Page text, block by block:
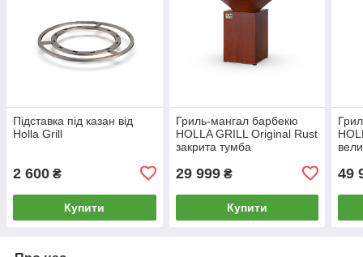
Підставка під казан від
Holla Grill
2 600 ₴
Купити
Гриль-мангал барбекю
HOLLA GRILL Original Rust
закрита тумба
29 999₴
Купити
49